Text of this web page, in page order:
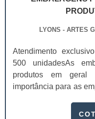
LYONS - ARTES
Atendimento
500 unidadesAs
produtos em
importância para as
universo